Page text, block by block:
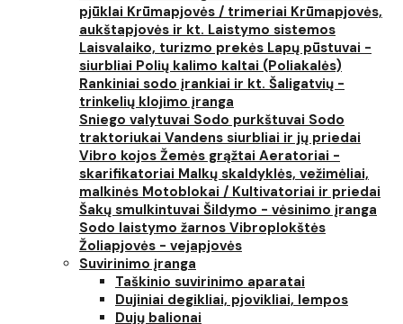
pjūklai Krūmapjovės / trimeriai Krūmapjovės,
aukštapjovės ir kt. Laistymo sistemos
Laisvalaiko, turizmo prekės Lapų pūstuvai -
siurbliai Polių kalimo kaltai (Poliakalės)
Rankiniai sodo įrankiai ir kt. Šaligatvių -
trinkelių klojimo įranga
Sniego valytuvai Sodo purkštuvai Sodo
traktoriukai Vandens siurbliai ir jų priedai
Vibro kojos Žemės grąžtai Aeratoriai -
skarifikatoriai Malkų skaldyklės, vežimėliai,
malkinės Motoblokai / Kultivatoriai ir priedai
Šakų smulkintuvai Šildymo - vėsinimo įranga
Sodo laistymo žarnos Vibroplokštės
Žoliapjovės - vejapjovės
Suvirinimo įranga
Taškinio suvirinimo aparatai
Dujiniai degikliai, pjovikliai, lempos
Dujų balionai